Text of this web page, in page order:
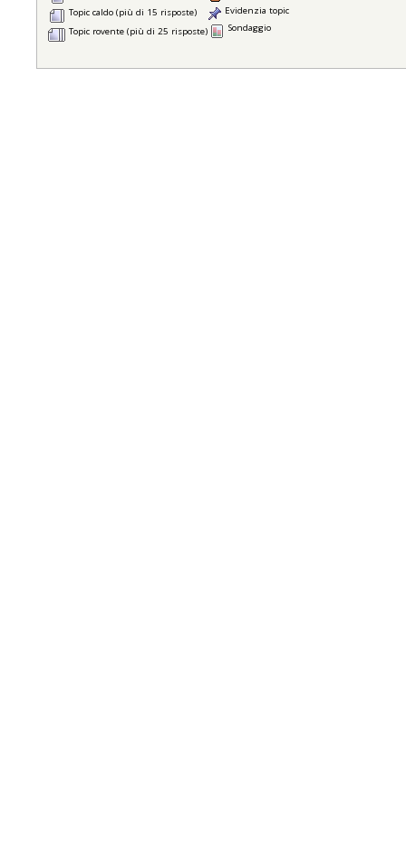
Topic caldo (più di 15 risposte)
Topic rovente (più di 25 risposte)
Evidenzia topic
Sondaggio